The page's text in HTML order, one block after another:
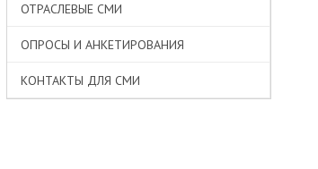
ОТРАСЛЕВЫЕ СМИ
ОПРОСЫ И АНКЕТИРОВАНИЯ
КОНТАКТЫ ДЛЯ СМИ